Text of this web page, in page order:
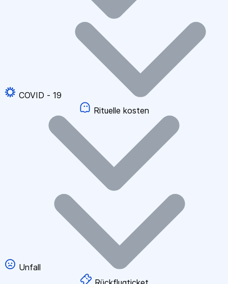
COVID - 19
Rituelle kosten
Unfall